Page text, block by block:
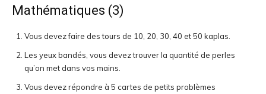
Mathématiques (3)
Vous devez faire des tours de 10, 20, 30, 40 et 50 kaplas.
Les yeux bandés, vous devez trouver la quantité de perles
qu’on met dans vos mains.
Vous devez répondre à 5 cartes de petits problèmes